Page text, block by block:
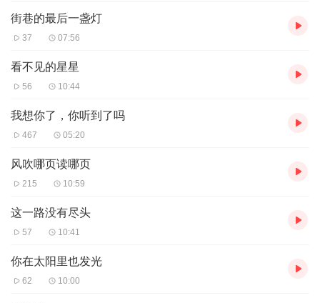
街巷的最后一盏灯
37 07:56
看不见的星星
56 10:44
我想你了，你听到了吗
467 05:20
风吹哪页读哪页
215 10:59
这一路没有尽头
57 10:41
你在太阳里也发光
62 10:00